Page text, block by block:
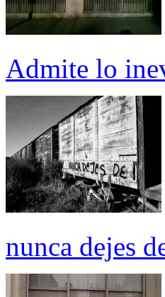
Admite lo
nunca dejes